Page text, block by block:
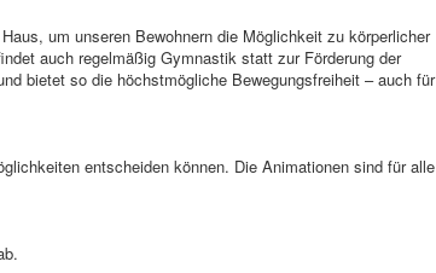
um unseren Bewohnern die Möglichkeit zu körperlicher
auch regelmäßig Gymnastik statt zur Förderung der
bietet so die höchstmögliche Bewegungsfreiheit – auch für
entscheiden können. Die Animationen sind für alle